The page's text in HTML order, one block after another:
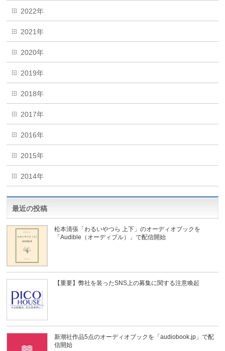
2022年
2021年
2020年
2019年
2018年
2017年
2016年
2015年
2014年
最近の投稿
松本清張「わるいやつら 上下」のオーディオブックを
「Audible（オーディブル）」で配信開始
【重要】弊社を装ったSNS上の募集に関する注意喚起
新潮社作品5点のオーディオブックを「audiobook.jp」で配
信開始